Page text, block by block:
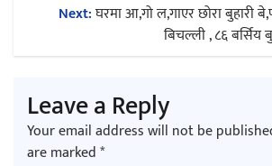
चलचित्र ‘माया भनेकै
Next:घरमा आ,गो ल,गाएर छोरा बुहारी
बिचल्ली , ८६
Leave a Reply
Your email address will not be
are marked*